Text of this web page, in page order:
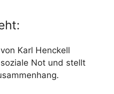
Karl Henckell
Not und stellt